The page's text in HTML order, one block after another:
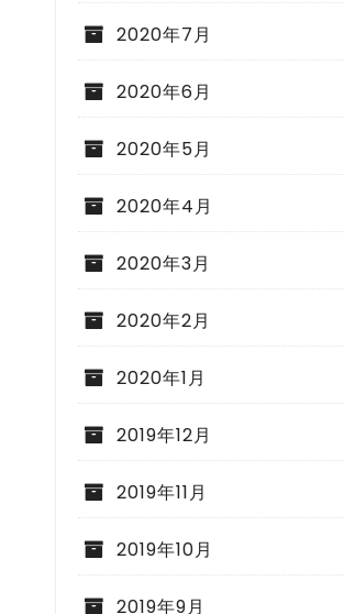
2020年7月
2020年6月
2020年5月
2020年4月
2020年3月
2020年2月
2020年1月
2019年12月
2019年11月
2019年10月
2019年9月